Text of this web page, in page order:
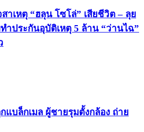
าเหตุ “ฮลุน โซโล่” เสียชีวิต – ลุย
ำประกันอุบัติเหตุ 5 ล้าน “ว่านไฉ”
แบล็กเมล ผู้ชายรุมตั้งกล้อง ถ่าย